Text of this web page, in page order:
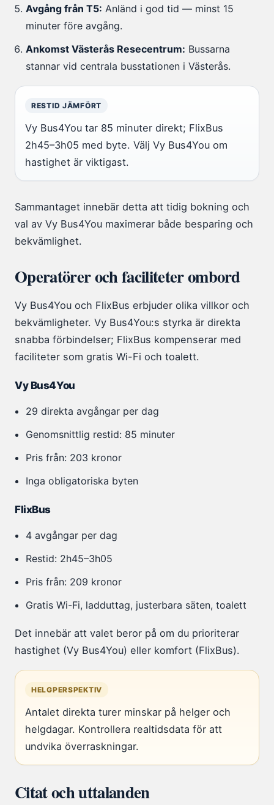
Avgång från T5: Anländ i god tid — minst 15
minuter före avgång.
Ankomst Västerås Resecentrum: Bussarna
stannar vid centrala busstationen i Västerås.
RESTID JÄMFÖRT
Vy Bus4You tar 85 minuter direkt; FlixBus
2h45–3h05 med byte. Välj Vy Bus4You om
hastighet är viktigast.
Sammantaget innebär detta att tidig bokning och
val av Vy Bus4You maximerar både besparing och
bekvämlighet.
Operatörer och faciliteter ombord
Vy Bus4You och FlixBus erbjuder olika villkor och
bekvämligheter. Vy Bus4You:s styrka är direkta
snabba förbindelser; FlixBus kompenserar med
faciliteter som gratis Wi-Fi och toalett.
Vy Bus4You
29 direkta avgångar per dag
Genomsnittlig restid: 85 minuter
Pris från: 203 kronor
Inga obligatoriska byten
FlixBus
4 avgångar per dag
Restid: 2h45–3h05
Pris från: 209 kronor
Gratis Wi-Fi, ladduttag, justerbara säten, toalett
Det innebär att valet beror på om du prioriterar
hastighet (Vy Bus4You) eller komfort (FlixBus).
HELGPERSPEKTIV
Antalet direkta turer minskar på helger och
helgdagar. Kontrollera realtidsdata för att
undvika överraskningar.
Citat och uttalanden